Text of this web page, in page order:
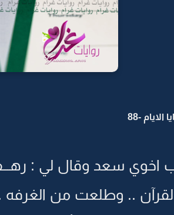
الايام -88
اخوي سعد وقال لي :
.. وطلعت من الغرفه